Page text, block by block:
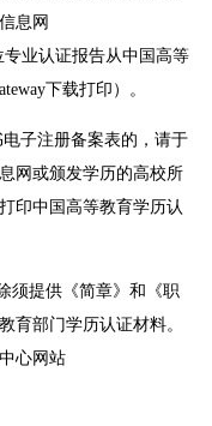
息网
专业认证报告从中国高等
下载打印）。
子注册备案表的，请于
网或颁发学历的高校所
印中国高等教育学历认
须提供《简章》和《职
育部门学历认证材料。
心网站